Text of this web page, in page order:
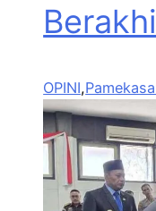
OPINI,